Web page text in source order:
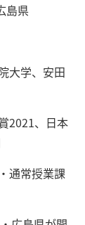
島県
大学、安田
2021、日本
通常授業課